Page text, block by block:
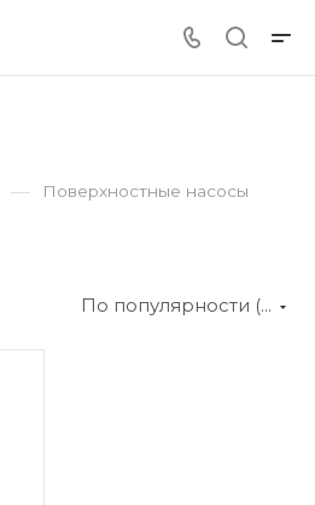
— Поверхностные насосы
По популярности (убывание)